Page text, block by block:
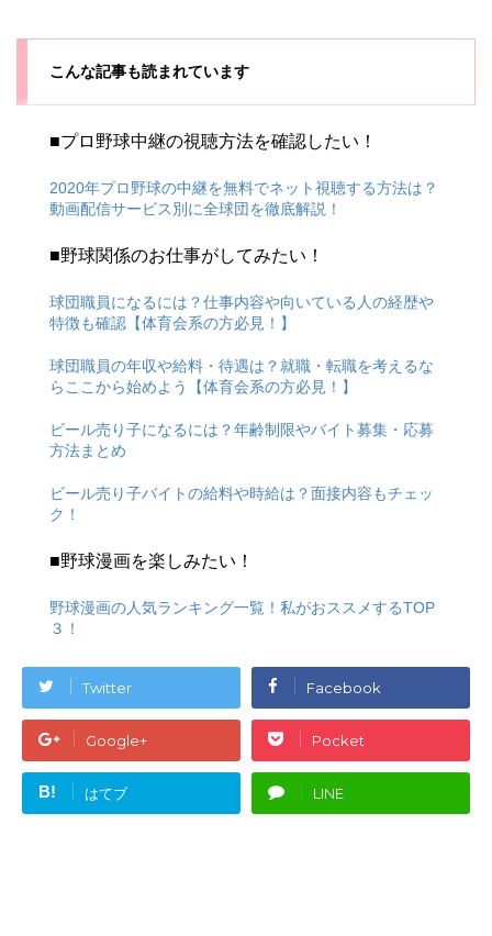
こんな記事も読まれています
■プロ野球中継の視聴方法を確認したい！
2020年プロ野球の中継を無料でネット視聴する方法は？
動画配信サービス別に全球団を徹底解説！
■野球関係のお仕事がしてみたい！
球団職員になるには？仕事内容や向いている人の経歴や
特徴も確認【体育会系の方必見！】
球団職員の年収や給料・待遇は？就職・転職を考えるな
らここから始めよう【体育会系の方必見！】
ビール売り子になるには？年齢制限やバイト募集・応募
方法まとめ
ビール売り子バイトの給料や時給は？面接内容もチェッ
ク！
■野球漫画を楽しみたい！
野球漫画の人気ランキング一覧！私がおススメするTOP
３！
Twitter Facebook
Google+ Pocket
B! はてブ LINE